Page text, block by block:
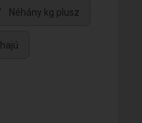
Néhány kg plusz